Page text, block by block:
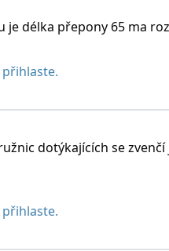
délka přepony 65 ma
dotýkajících se